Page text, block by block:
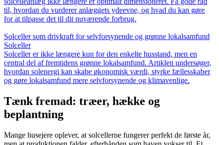
til, hvordan du vurderer anlæggets ydeevne, og hvad du kan gøre
for at tilpasse det til dit nuværende forbrug.
Solceller som drivkraft for selvforsynende og grønne lokalsamfund
Solceller
Solceller er ikke længere kun for den enkelte husstand, men en
central del af fremtidens grønne lokalsamfund. Artiklen undersøger,
hvordan solenergi kan skabe økonomisk værdi, styrke fællesskaber
og gøre lokalsamfund mere selvforsynende og klimavenlige.
Tænk fremad: træer, hække og
beplantning
Mange husejere oplever, at solcellerne fungerer perfekt de første år,